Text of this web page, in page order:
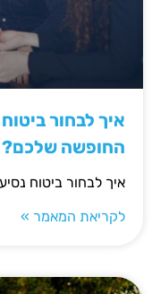
איך לבחור
החופשה שלכם?
איך לבחור ביטוח
לקריאת המאמר »